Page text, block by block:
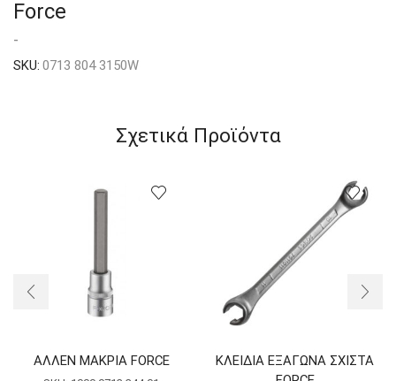
Force
-
SKU: 0713 804 3150W
Σχετικά Προϊόντα
ΑΛΛΕΝ ΜΑΚΡΙΑ FORCE
ΚΛΕΙΔΙΑ ΕΞΑΓΩΝΑ ΣΧΙΣΤΑ